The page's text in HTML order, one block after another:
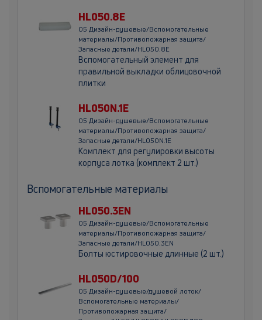
HL050.8E
05 Дизайн-душевые/Вспомогательные
материалы/Противопожарная защита/
Запасные детали/HL050.8E
Вспомогательный элемент для
правильной выкладки облицовочной
плитки
HL050N.1E
05 Дизайн-душевые/Вспомогательные
материалы/Противопожарная защита/
Запасные детали/HL050N.1E
Комплект для регулировки высоты
корпуса лотка (комплект 2 шт.)
Вспомогательные материалы
HL050.3EN
05 Дизайн-душевые/Вспомогательные
материалы/Противопожарная защита/
Запасные детали/HL050.3EN
Болты юстировочные длинные (2 шт.)
HL050D/100
05 Дизайн-душевые/душевой лоток/
Вспомогательные материалы/
Противопожарная защита/